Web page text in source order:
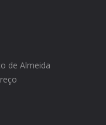
de Almeida